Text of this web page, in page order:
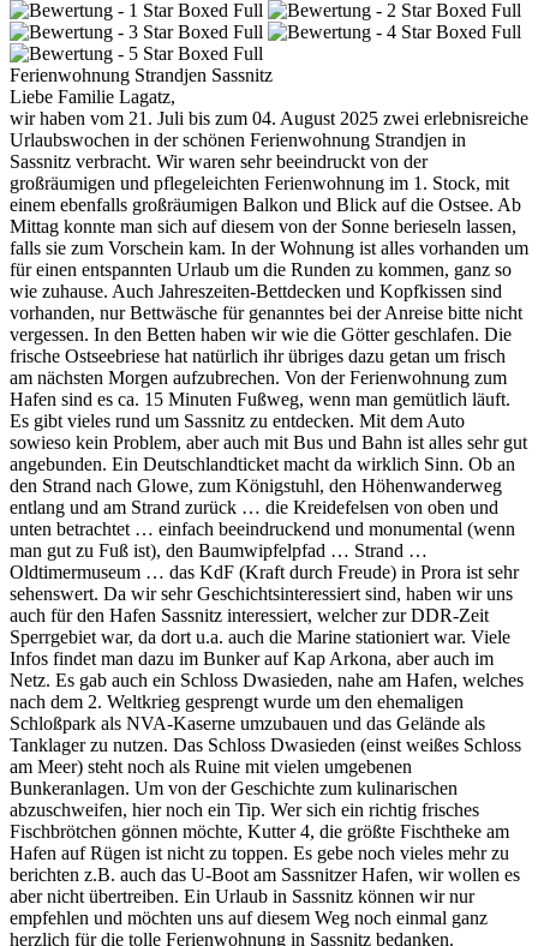
Ferienwohnung Strandjen Sassnitz
Liebe Familie Lagatz,
wir haben vom 21. Juli bis zum 04. August 2025 zwei erlebnisreiche
Urlaubswochen in der schönen Ferienwohnung Strandjen in
Sassnitz verbracht. Wir waren sehr beeindruckt von der
großräumigen und pflegeleichten Ferienwohnung im 1. Stock, mit
einem ebenfalls großräumigen Balkon und Blick auf die Ostsee. Ab
Mittag konnte man sich auf diesem von der Sonne berieseln lassen,
falls sie zum Vorschein kam. In der Wohnung ist alles vorhanden um
für einen entspannten Urlaub um die Runden zu kommen, ganz so
wie zuhause. Auch Jahreszeiten-Bettdecken und Kopfkissen sind
vorhanden, nur Bettwäsche für genanntes bei der Anreise bitte nicht
vergessen. In den Betten haben wir wie die Götter geschlafen. Die
frische Ostseebriese hat natürlich ihr übriges dazu getan um frisch
am nächsten Morgen aufzubrechen. Von der Ferienwohnung zum
Hafen sind es ca. 15 Minuten Fußweg, wenn man gemütlich läuft.
Es gibt vieles rund um Sassnitz zu entdecken. Mit dem Auto
sowieso kein Problem, aber auch mit Bus und Bahn ist alles sehr gut
angebunden. Ein Deutschlandticket macht da wirklich Sinn. Ob an
den Strand nach Glowe, zum Königstuhl, den Höhenwanderweg
entlang und am Strand zurück … die Kreidefelsen von oben und
unten betrachtet … einfach beeindruckend und monumental (wenn
man gut zu Fuß ist), den Baumwipfelpfad … Strand …
Oldtimermuseum … das KdF (Kraft durch Freude) in Prora ist sehr
sehenswert. Da wir sehr Geschichtsinteressiert sind, haben wir uns
auch für den Hafen Sassnitz interessiert, welcher zur DDR-Zeit
Sperrgebiet war, da dort u.a. auch die Marine stationiert war. Viele
Infos findet man dazu im Bunker auf Kap Arkona, aber auch im
Netz. Es gab auch ein Schloss Dwasieden, nahe am Hafen, welches
nach dem 2. Weltkrieg gesprengt wurde um den ehemaligen
Schloßpark als NVA-Kaserne umzubauen und das Gelände als
Tanklager zu nutzen. Das Schloss Dwasieden (einst weißes Schloss
am Meer) steht noch als Ruine mit vielen umgebenen
Bunkeranlagen. Um von der Geschichte zum kulinarischen
abzuschweifen, hier noch ein Tip. Wer sich ein richtig frisches
Fischbrötchen gönnen möchte, Kutter 4, die größte Fischtheke am
Hafen auf Rügen ist nicht zu toppen. Es gebe noch vieles mehr zu
berichten z.B. auch das U-Boot am Sassnitzer Hafen, wir wollen es
aber nicht übertreiben. Ein Urlaub in Sassnitz können wir nur
empfehlen und möchten uns auf diesem Weg noch einmal ganz
herzlich für die tolle Ferienwohnung in Sassnitz bedanken.